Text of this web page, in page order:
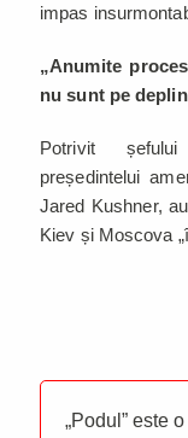
impas
„Anumite
nu sunt pe
Potrivit
președintelui
Jared Kushner,
Kiev și Moscova
„Podul” este